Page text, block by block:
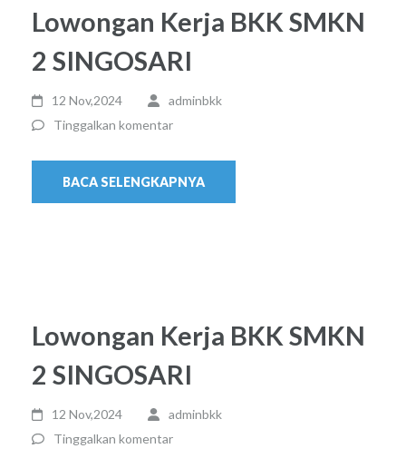
Lowongan Kerja BKK SMKN
2 SINGOSARI
12 Nov,2024
adminbkk
Tinggalkan komentar
BACA SELENGKAPNYA
Lowongan Kerja BKK SMKN
2 SINGOSARI
12 Nov,2024
adminbkk
Tinggalkan komentar